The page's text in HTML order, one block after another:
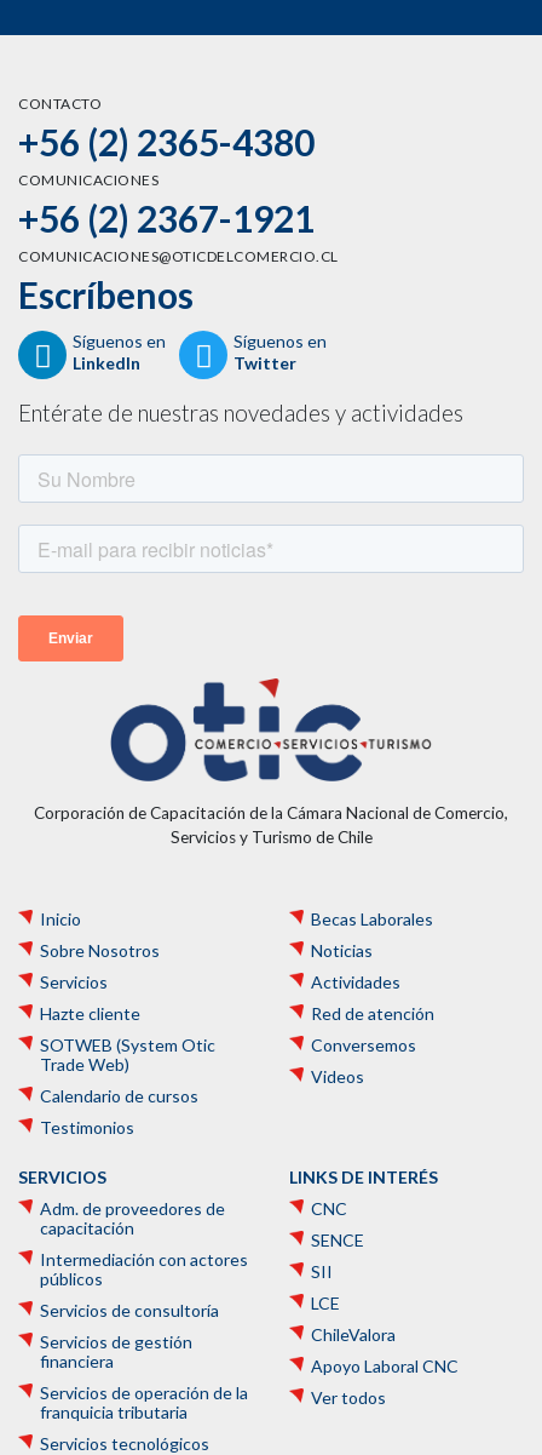
CONTACTO
+56 (2) 2365-4380
COMUNICACIONES
+56 (2) 2367-1921
COMUNICACIONES@OTICDELCOMERCIO.CL
Escríbenos
Síguenos en
LinkedIn
Síguenos en
Twitter
Entérate de nuestras novedades y actividades
Corporación de Capacitación de la Cámara Nacional de Comercio,
Servicios y Turismo de Chile
Inicio
Sobre Nosotros
Servicios
Hazte cliente
SOTWEB (System Otic
Trade Web)
Calendario de cursos
Testimonios
Becas Laborales
Noticias
Actividades
Red de atención
Conversemos
Videos
SERVICIOS
Adm. de proveedores de
capacitación
Intermediación con actores
públicos
Servicios de consultoría
Servicios de gestión
financiera
Servicios de operación de la
franquicia tributaria
Servicios tecnológicos
LINKS DE INTERÉS
CNC
SENCE
SII
LCE
ChileValora
Apoyo Laboral CNC
Ver todos